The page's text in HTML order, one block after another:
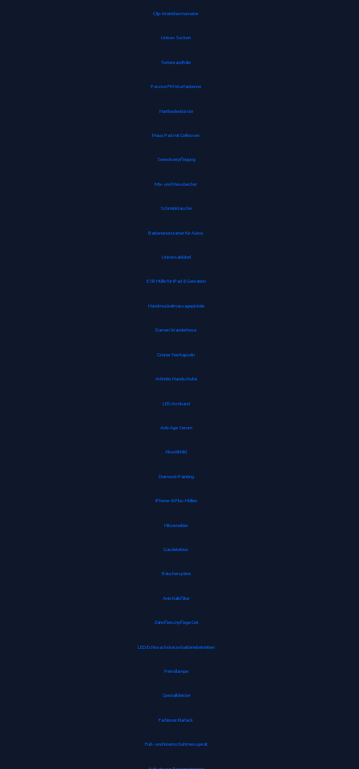
Clip-Weinthermometer
Unisex Socken
Tortenrandfolie
Passive FM Wurfantenne
Hartbodenbürste
Maus Pad mit Gelkissen
Seenotverpflegung
Mix- und Messbecher
Schminktasche
Batterienotstarter für Autos
Universaldübel
ESR Hülle für iPad 8. Genration
Handmuskelmassagepistole
Damen Wanderhose
Grüner Tee Kapseln
Arthritis Handschuhe
LED Armband
Anti-Age Serum
Akustikbild
Diamond-Painting
iPhone-8-Plus-Hüllen
Hitzemelder
Gasdetektor
Räucherspäne
Anti-Kalkfilter
Zahnfleischpflege Gel
LED Echtwachskerze batteriebetrieben
Petrollampe
Spezialkleister
Farbloser Klarlack
Fuß- und Innenschuhmessgerät